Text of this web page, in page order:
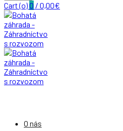
Cart (o)0 / 0,00€
O nás